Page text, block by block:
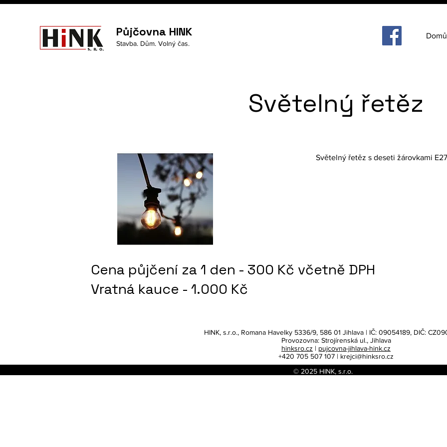
Půjčovna HINK
Stavba. Dům. Volný čas.
Domů
Světelný řetěz
Světelný řetěz s deseti žárovkami E27
Cena půjčení za 1 den - 300 Kč včetně DPH
Vratná kauce - 1.000 Kč
HINK, s.r.o., Romana Havelky 5336/9, 586 01 Jihlava | IČ: 09054189, DIČ:
Provozovna: Strojírenská ul., Jihlava
hinksro.cz | pujcovna-jihlava-hink.cz
+420 705 507 107 | krejci@hinksro.cz
© 2025 HINK, s.r.o.